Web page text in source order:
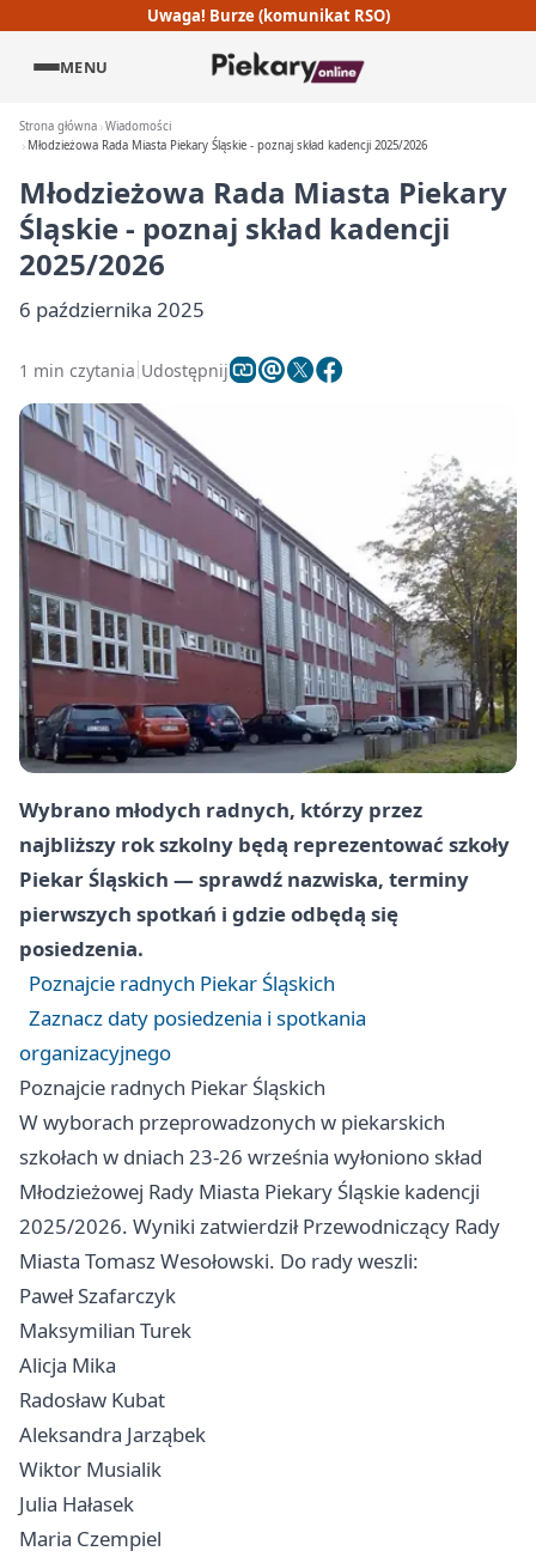
Uwaga! Burze (komunikat RSO)
MENU
Strona główna Wiadomości
Młodzieżowa Rada Miasta Piekary Śląskie - poznaj skład kadencji 2025/2026
Młodzieżowa Rada Miasta Piekary
Śląskie - poznaj skład kadencji
2025/2026
6 października 2025
1 min czytania Udostępnij
Wybrano młodych radnych, którzy przez
najbliższy rok szkolny będą reprezentować szkoły
Piekar Śląskich — sprawdź nazwiska, terminy
pierwszych spotkań i gdzie odbędą się
posiedzenia.
Poznajcie radnych Piekar Śląskich
Zaznacz daty posiedzenia i spotkania
organizacyjnego
Poznajcie radnych Piekar Śląskich
W wyborach przeprowadzonych w piekarskich
szkołach w dniach 23-26 września wyłoniono skład
Młodzieżowej Rady Miasta Piekary Śląskie kadencji
2025/2026. Wyniki zatwierdził Przewodniczący Rady
Miasta Tomasz Wesołowski. Do rady weszli:
Paweł Szafarczyk
Maksymilian Turek
Alicja Mika
Radosław Kubat
Aleksandra Jarząbek
Wiktor Musialik
Julia Hałasek
Maria Czempiel